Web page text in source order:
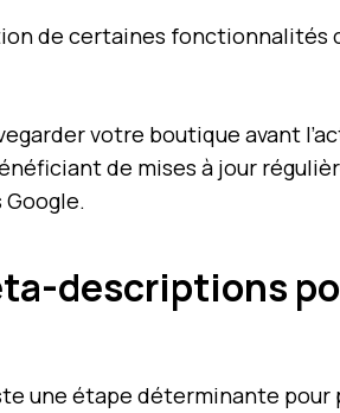
de certaines fonctionnalités
votre boutique avant
de mises à jour
descriptions
une étape déterminante